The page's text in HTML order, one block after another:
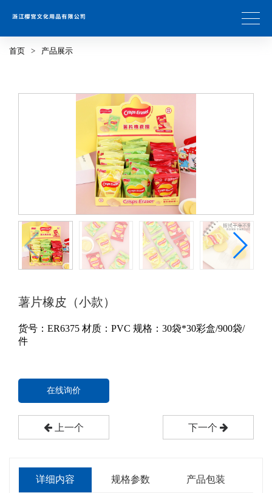
首页 > 产品展示
薯片橡皮（小款）
货号：ER6375 材质：PVC 规格：30袋*30彩盒/900袋/
件
在线询价
上一个 下一个
详细内容 规格参数 产品包装